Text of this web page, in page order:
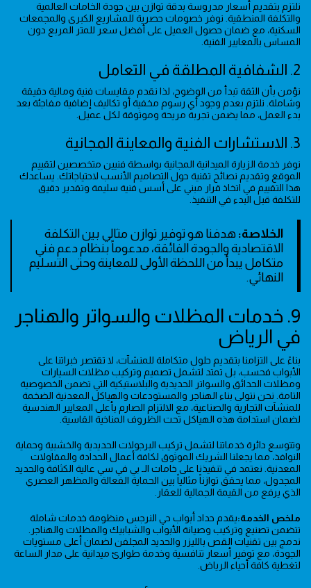
نلتزم بتقديم أسعار مدروسة بدقة توازن بين جودة الخامات العالمية
والتكلفة المنطقية. نوفر خصومات حصرية للمشاريع الكبرى والمجمعات
السكنية، مع ضمان حصول العميل على أفضل سعر للمتر المربع دون
المساس بالمعايير الفنية.
2. الشفافية المطلقة في التعامل
نؤمن بأن الثقة تبدأ من الوضوح، لذا نقدم مقايسات فنية ومالية دقيقة
وشاملة. نلتزم بعدم وجود أي رسوم مخفية أو تكاليف إضافية مفاجئة بعد
بدء العمل، مما يضمن تجربة مريحة وموثوقة لكل عميل.
3. الاستشارات الفنية والمعاينة المجانية
نوفر خدمة الزيارة الميدانية المجانية بواسطة فنيين متخصصين لتقييم
الموقع وتقديم نصائح تقنية حول التصاميم الأنسب لاحتياجاتك. يساعدك
هذا التقييم في اتخاذ قرار مبني على أسس فنية سليمة وتقدير دقيق
للتكلفة قبل البدء في التنفيذ.
الخلاصة: هدفنا هو توفير توازن مثالي بين التكلفة
الاقتصادية والجودة الفائقة، مدعوماً بنظام دعم فني
متكامل يبدأ من اللحظة الأولى للمعاينة وحتى التسليم
النهائي.
9. خدمات المظلات والسواتر والهناجر
في الرياض
بناءً على التزامنا بتقديم حلول متكاملة للمنشآت، لا تقتصر خبراتنا على
الأبواب فحسب، بل تمتد لتشمل تصميم وتركيب مظلات السيارات
ومظلات الحدائق والسواتر الحديدية والبلاستيكية التي تضمن الخصوصية
التامة. نحن نتولى بناء الهناجر والمستودعات والهياكل المعدنية الضخمة
للمنشآت التجارية والصناعية، مع الالتزام الصارم بأعلى المعايير الهندسية
لضمان استدامة هذه الهياكل تحت الظروف المناخية القاسية.
وتتوسع دائرة خدماتنا لتشمل تركيب البرجولات الحديدية والخشبية وحماية
النوافذ، مما يجعلنا الشريك الموثوق لكافة أعمال الحدادة والمقاولات
المعدنية. نعتمد في تنفيذنا على خامات الـ بي في سي عالية الكثافة والحديد
المجدول، مما يحقق توازناً مثالياً بين الحماية الفعالة والمظهر العصري
الذي يرفع من القيمة الجمالية للعقار.
ملخص الخدمة:يقدم حداد أبواب حي النرجس منظومة خدمات شاملة
تتضمن تصنيع وتركيب وصيانة الأبواب والشبابيك والمظلات والهناجر.
ندمج بين تقنيات القص بالليزر والحديد المجلفن لضمان أعلى مستويات
الجودة، مع توفير أسعار تنافسية وخدمة طوارئ ميدانية على مدار الساعة
لتغطية كافة أحياء الرياض.